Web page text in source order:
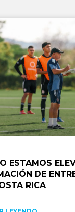
ESTAMOS
DE
RICA